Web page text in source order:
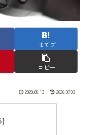
はてブ
コピー
2020.08.13 2026.07.03